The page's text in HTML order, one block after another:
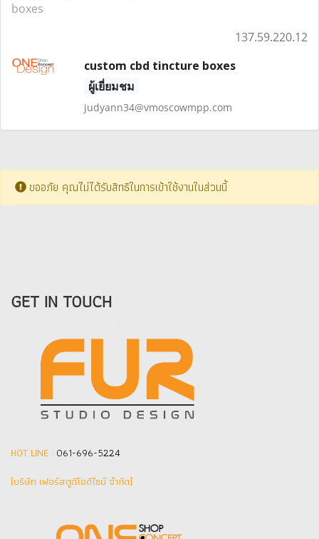
boxes
137.59.220.12
custom cbd tincture boxes
ผู้เยี่ยมชม
judyann34@vmoscowmpp.com
ขออภัย คุณไม่ได้รับสิทธิในการเข้าใช้งานในส่วนนี้
GET IN TOUCH
HOT LINE : 061-696-5224
(บริษัท เฟอร์สตูดิโอดีไซน์ จำกัด]